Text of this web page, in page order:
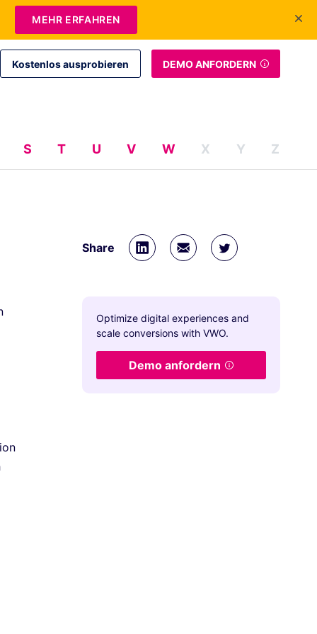
+1 415-349-3207
Kostenlos ausprobieren DEMO ANFORDERN
S T U V W X Y Z
Share
Optimize digital experiences and
scale conversions with VWO.
Demo anfordern
MEHR ERFAHREN